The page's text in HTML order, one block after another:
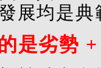
展均是典
是劣勢